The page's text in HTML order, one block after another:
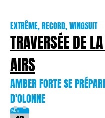
EXTRÊME, RECORD, WINGSUIT
TRAVERSÉE DE
AIRS
AMBER FORTE SE
D'OLONNE